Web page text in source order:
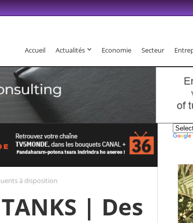
Accueil Actualités Economie Secteur
tsara indrindra ho anareo!
à disposition
| Des